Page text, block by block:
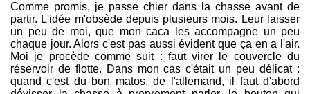
Comme promis, je passe chier dans la chasse avant de
partir. L'idée m'obsède depuis plusieurs mois. Leur laisser
un peu de moi, que mon caca les accompagne un peu
chaque jour. Alors c'est pas aussi évident que ça en a l'air.
Moi je procède comme suit : faut virer le couvercle du
réservoir de flotte. Dans mon cas c'était un peu délicat :
quand c'est du bon matos, de l'allemand, il faut d'abord